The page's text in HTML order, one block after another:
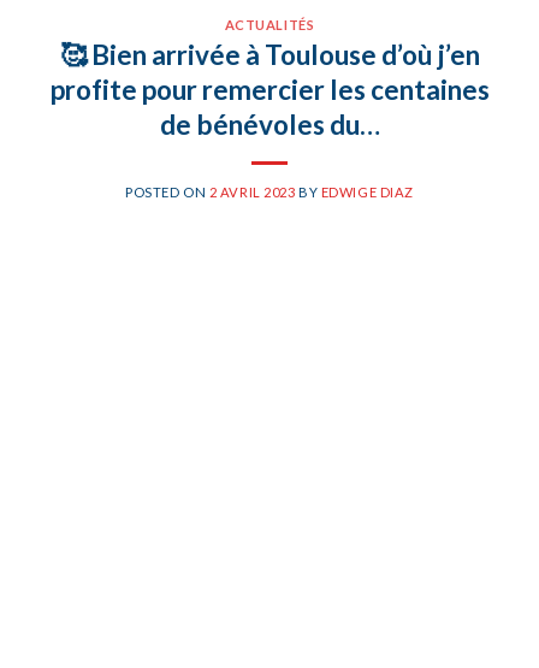
ACTUALITÉS
🥰 Bien arrivée à Toulouse d’où j’en
profite pour remercier les centaines
de bénévoles du…
POSTED ON 2 AVRIL 2023 BY EDWIGE DIAZ